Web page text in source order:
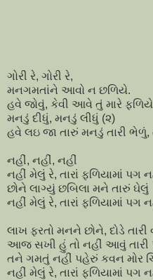
ગોરી રે, ગોરી રે,
મનગમતાંને આવો ન છળિયે.
હવે જોવું, કેવી આવે તું મારે ફળિયે
મનડું દીધું, મનડું લીધું (૨)
હવે લઇ જા તારું મનડું તારી ભેળું,
નહીં, નહીં, નહીં
નહીં મેલું રે, તારાં ફળિયામાં પગ
છોને લાગ્યું છબિલા મને તારું ઘેલું
નહીં મેલું રે, તારાં ફળિયામાં પગ
લાખ ફરતો મનને છોને, દોડે તારી
આજ સખી હું તો નહીં આવું તારી
તને ગમતું નહીં પહેરું કવન મોર
નહીં મેલું રે, તારાં ફળિયામાં પગ